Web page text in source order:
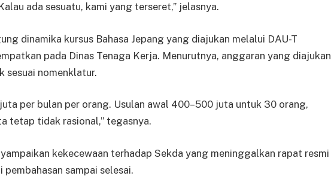
ada sesuatu, kami yang terseret,” jelasnya.
dinamika kursus Bahasa Jepang yang diajukan melalui DAU-T
pada Dinas Tenaga Kerja. Menurutnya, anggaran yang diajukan
sesuai nomenklatur.
juta per bulan per orang. Usulan awal 400–500 juta untuk 30 orang,
tetap tidak rasional,” tegasnya.
kekecewaan terhadap Sekda yang meninggalkan rapat resmi
sampai selesai.